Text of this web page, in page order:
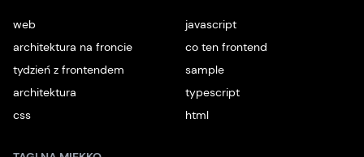
web
javascript
architektura na froncie
co ten frontend
tydzień z frontendem
sample
architektura
typescript
css
html